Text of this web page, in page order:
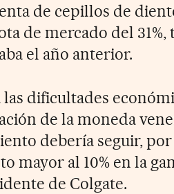
de cepillos de
de mercado del
el año anterior.
las dificultades
de la moneda
debería seguir,
mayor al 10% en la
de Colgate.